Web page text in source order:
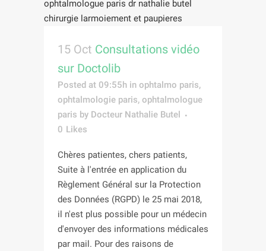
15 Oct Consultations vidéo
sur Doctolib
Posted at 09:55h in ophtalmo paris,
ophtalmologie paris, ophtalmologue
paris by Docteur Nathalie Butel
0 Likes
Chères patientes, chers patients,
Suite à l'entrée en application du
Règlement Général sur la Protection
des Données (RGPD) le 25 mai 2018,
il n'est plus possible pour un médecin
d'envoyer des informations médicales
par mail. Pour des raisons de